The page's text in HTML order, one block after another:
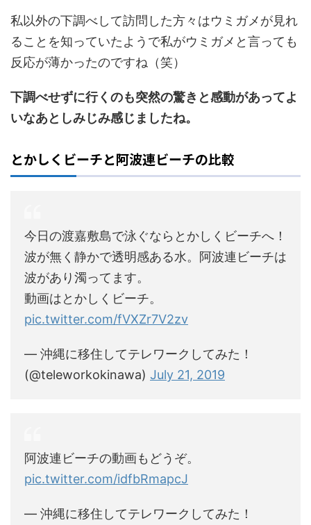
私以外の下調べして訪問した方々はウミガメが見れ
ることを知っていたようで私がウミガメと言っても
反応が薄かったのですね（笑）
下調べせずに行くのも突然の驚きと感動があってよ
いなあとしみじみ感じましたね。
とかしくビーチと阿波連ビーチの比較
今日の渡嘉敷島で泳ぐならとかしくビーチへ！
波が無く静かで透明感ある水。阿波連ビーチは
波があり濁ってます。
動画はとかしくビーチ。
pic.twitter.com/fVXZr7V2zv
— 沖縄に移住してテレワークしてみた！
(@teleworkokinawa) July 21, 2019
阿波連ビーチの動画もどうぞ。
pic.twitter.com/idfbRmapcJ
— 沖縄に移住してテレワークしてみた！